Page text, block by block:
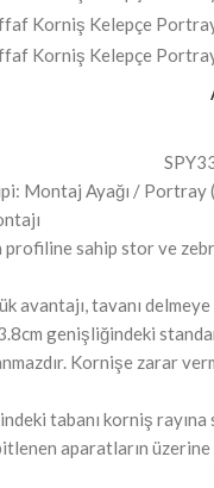
Montaj Ayağı /
sahip stor ve
avantajı, tavanı
genişliğindeki
Kornişe zarar
tabanı korniş rayına
aparatların üzerine